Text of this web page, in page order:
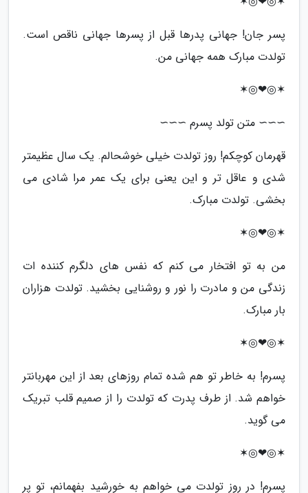
پسر جان! جهانی پدرها قبل از پسرها جهانی ناقص است.
تولدت مبارک همه جهانی من.
✶◎❤◎✶
∼∼∼ متن تولد پسرم ∼∼∼
قهرمان کوچکم! روز تولدت خیلی خوشحالم. یک سال عظیمتر
شدی و عاقل تر و این یعنی برای یک عمر مرا شادی می
بخشی. تولدت مبارک.
✶◎❤◎✶
من به تو افتخار می کنم که نفس های دلگرم کننده ات
زندگی من و مادرت را نور و روشنایی بخشید. تولدت هزاران
بار مبارک.
✶◎❤◎✶
پسرم! به خاطر تو هم شده تمام روزهای بعد از این مهربانتر
خواهم شد. از طرف پدرت که تولدت را از صمیم قلب تبریک
می گوید.
✶◎❤◎✶
پسرم! در روز تولدت می خواهم به خورشید بفهمانم، تو پر